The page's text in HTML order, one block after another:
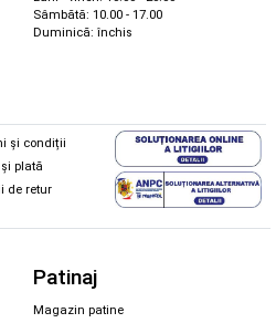
Sâmbătă: 10.00 - 17.00
Duminică: închis
și condiții
plată
de retur
Patinaj
Magazin patine